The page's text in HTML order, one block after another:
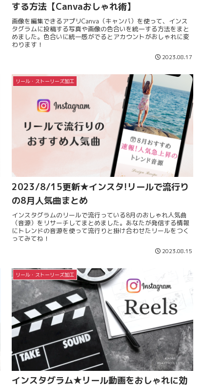
する方法【Canvaおしゃれ術】
画像を編集できるアプリCanva（キャンバ）を使って、インス
タグラムに投稿する写真や画像の色合いを統一する方法をまと
めました。色合いに統一感がでるとアカウントがおしゃれに変
わります！
2023.08.17
リール・ストーリーズ加工
2023/8/15更新★インスタ!リールで流行り
の8月人気曲まとめ
インスタグラムのリールで流行っている8月のおしゃれ人気曲
（音源）をリサーチしてまとめました。あなたが発信する情報
にトレンドの音源を使って流行りと掛け合わせたリールをつく
ってみてね！
2023.08.15
リール・ストーリーズ加工
インスタグラム★リール動画をおしゃれに効